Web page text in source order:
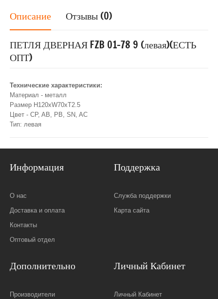
Описание Отзывы (0)
ПЕТЛЯ ДВЕРНАЯ FZB 01-78 9 (левая)(ЕСТЬ
ОПТ)
Технические характеристики:
Материал - металл
Размер H120xW70xT2.5
Цвет - CP, AB, PB, SN, AC
Тип: левая
Информация
О нас
Доставка и оплата
Контакты
Оптовый отдел
Поддержка
Служба поддержки
Карта сайта
Дополнительно
Производители
Личный Кабинет
Личный Кабинет